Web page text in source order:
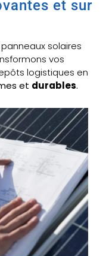
et sur
solaires
vos
logistiques en
et durables.